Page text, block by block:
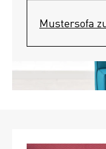
Mustersofa